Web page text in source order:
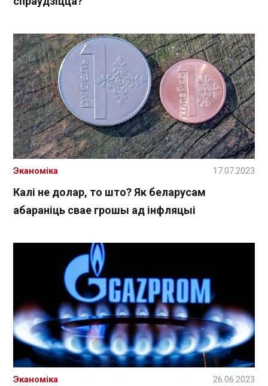
Калі не долар, то што? Як беларусам
абараніць свае грошы ад інфляцыі
Эканоміка 17.07.2023
Эканоміка 26.06.2023